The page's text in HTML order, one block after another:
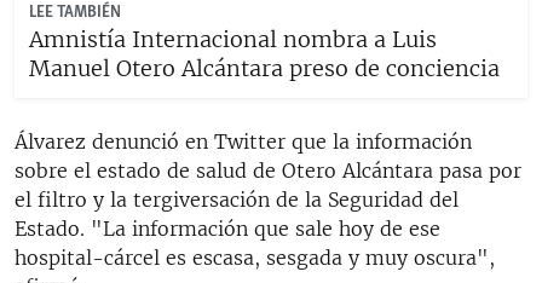
LEE TAMBIÉN
Amnistía Internacional nombra a Luis
Manuel Otero Alcántara preso de conciencia
Álvarez denunció en Twitter que la información
sobre el estado de salud de Otero Alcántara pasa por
el filtro y la tergiversación de la Seguridad del
Estado. "La información que sale hoy de ese
hospital-cárcel es escasa, sesgada y muy oscura",